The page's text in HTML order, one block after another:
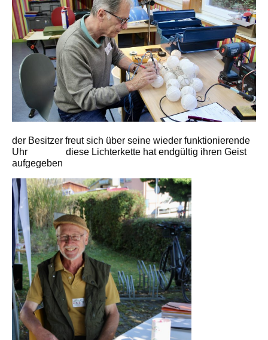
der Besitzer freut sich über seine wieder funktionierende
Uhr diese Lichterkette hat endgültig ihren Geist
aufgegeben